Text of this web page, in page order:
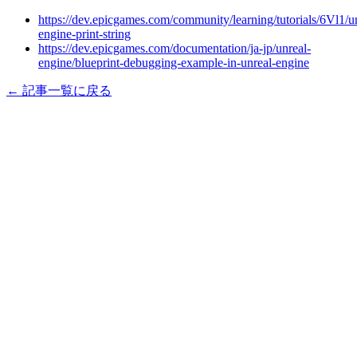
https://dev.epicgames.com/community/learning/tutorials/6Vl1/
engine-print-string
https://dev.epicgames.com/documentation/ja-jp/unreal-
engine/blueprint-debugging-example-in-unreal-engine
← 記事一覧に戻る